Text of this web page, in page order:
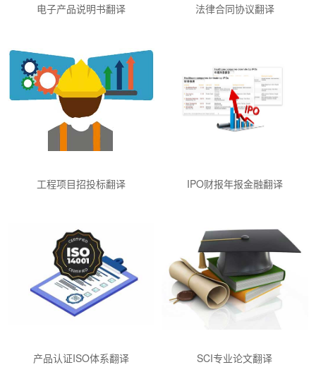
电子产品说明书翻译 法律合同协议翻译
工程项目招投标翻译 IPO财报年报金融翻译
产品认证ISO体系翻译 SCI专业论文翻译